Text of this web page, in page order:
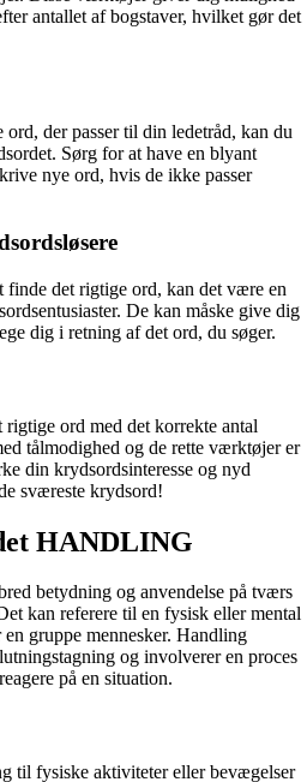
antallet af bogstaver, hvilket gør det
der passer til din ledetråd, kan du
Sørg for at have en blyant
nye ord, hvis de ikke passer
det rigtige ord, kan det være en
De kan måske give dig
dig i retning af det ord, du søger.
ord med det korrekte antal
tålmodighed og de rette værktøjer er
din krydsordsinteresse og nyd
sværeste krydsord!
HANDLING
betydning og anvendelse på tværs
kan referere til en fysisk eller mental
gruppe mennesker. Handling
og involverer en proces
på en situation.
til fysiske aktiviteter eller bevægelser